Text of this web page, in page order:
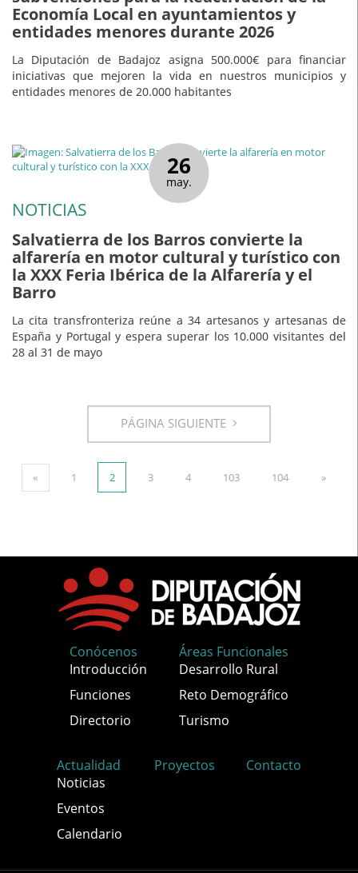
Economía Local en ayuntamientos y
entidades menores durante 2026
La Diputación de Badajoz asigna 500.000€ para financiar
iniciativas que mejoren la vida en nuestros municipios y
entidades menores de 20.000 habitantes
26
may.
NOTICIAS
Salvatierra de los Barros convierte la
alfarería en motor cultural y turístico con
la XXX Feria Ibérica de la Alfarería y el
Barro
La cita transfronteriza reúne a 34 artesanos y artesanas de
España y Portugal y espera superar los 10.000 visitantes del
28 al 31 de mayo
PÁGINA SIGUIENTE
« 1 2 3 4 103 104 »
Conócenos
Introducción
Funciones
Directorio
Áreas Funcionales
Desarrollo Rural
Reto Demográfico
Turismo
Actualidad
Noticias
Eventos
Calendario
Proyectos Contacto